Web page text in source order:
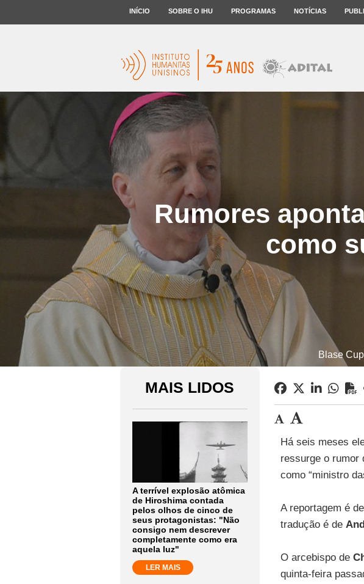
INÍCIO SOBRE O IHU PROGRAMAS NOTÍCIAS
Rumores
como
Blase
MAIS LIDOS
A terrível explosão atômica
de Hiroshima contada
pelos olhos de cinco de
seus protagonistas: "Não
consigo nem descrever
completamente como era
aquela luz"
LER MAIS
Há seis meses
ressurge o rumor
como “ministro
A reportagem é de
tradução é de
O arcebispo de
quinta-feira